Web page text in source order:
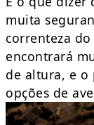
muita
correnteza
encontrará
de altura, e o
opções de